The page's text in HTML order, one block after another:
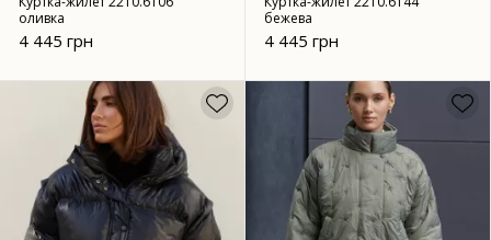
оливка
4 445 грн
бежева
4 445 грн